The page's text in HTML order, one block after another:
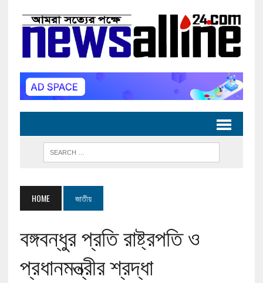
HOME জাতীয়
বঙ্গবন্ধুর প্রতি রাষ্ট্রপতি ও
প্রধানমন্ত্রীর শ্রদ্ধা